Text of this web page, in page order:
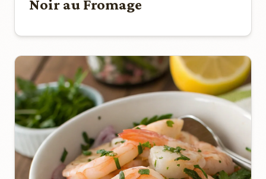
Noir au Fromage